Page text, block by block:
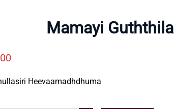
Mamayi Guththila
Heevaamadhdhuma